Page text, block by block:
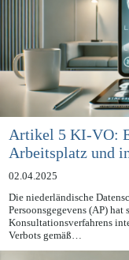
Artikel 5 KI-VO:
Arbeitsplatz und
02.04.2025
Die niederländische
Persoonsgegevens (AP) hat
Konsultationsverfahrens
Verbots gemäß…